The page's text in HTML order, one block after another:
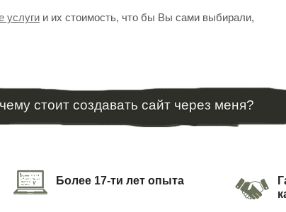
услуги и их стоимость, что бы Вы сами выбирали,
стоит создавать сайт через меня?
Более 17-ти лет опыта